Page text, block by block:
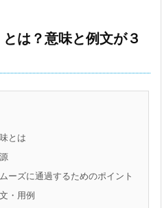
とは？意味と例文が３
とは
ーズに通過するためのポイント
・用例